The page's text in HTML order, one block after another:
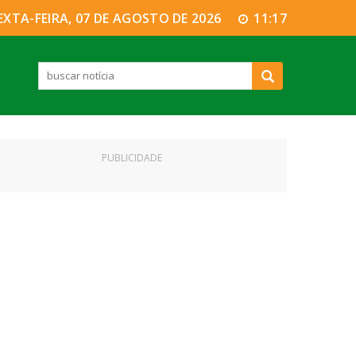
FEIRA, 07 DE AGOSTO DE 2026 11:17
PUBLICIDADE